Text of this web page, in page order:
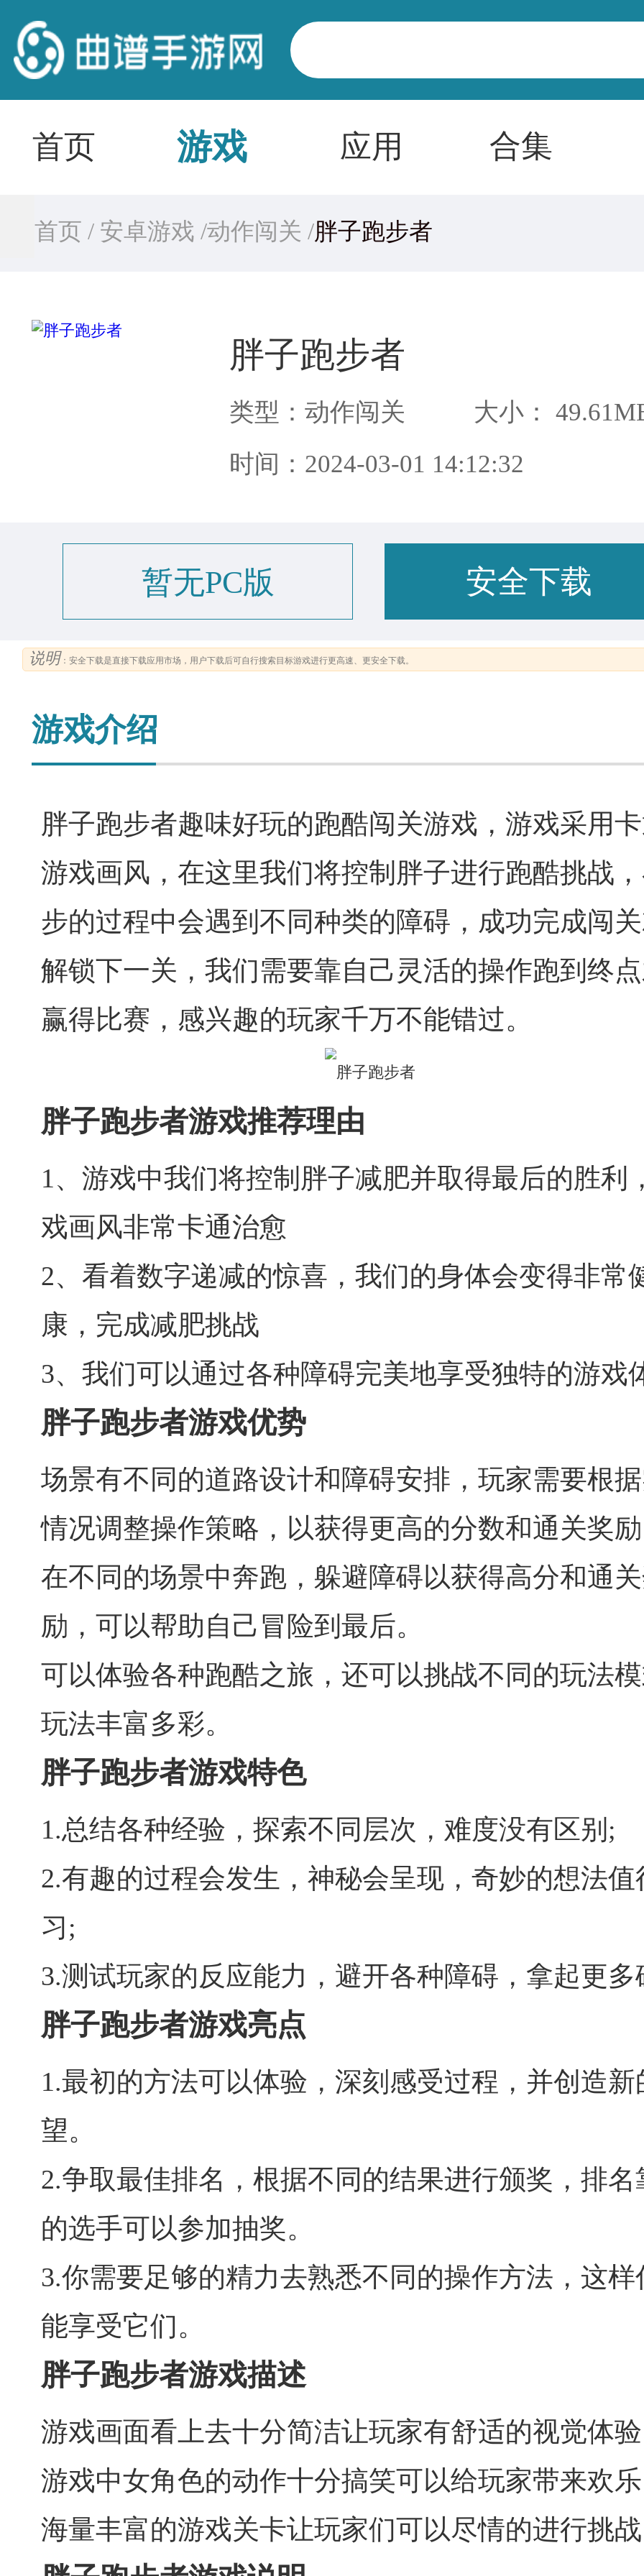
首页 游戏 应用 合集
首页 /安卓游戏 /动作闯关 /胖子跑步者
胖子跑步者
类型：动作闯关
大小：
时间：2024-03-01 14:12:32
暂无PC版 安全下载
说明：安全下载是直接下载应用市场，用户下载后可自行搜索目标游戏进行更高速、更安全下载。
游戏介绍
胖子跑步者趣味好玩的跑酷闯关游戏，游戏采用
游戏画风，在这里我们将控制胖子进行跑酷挑战
步的过程中会遇到不同种类的障碍，成功完成闯
解锁下一关，我们需要靠自己灵活的操作跑到终
赢得比赛，感兴趣的玩家千万不能错过。
胖子跑步者游戏推荐理由
1、游戏中我们将控制胖子减肥并取得最后的胜利
戏画风非常卡通治愈
2、看着数字递减的惊喜，我们的身体会变得非常
康，完成减肥挑战
3、我们可以通过各种障碍完美地享受独特的游戏
胖子跑步者游戏优势
场景有不同的道路设计和障碍安排，玩家需要根
情况调整操作策略，以获得更高的分数和通关奖
在不同的场景中奔跑，躲避障碍以获得高分和通
励，可以帮助自己冒险到最后。
可以体验各种跑酷之旅，还可以挑战不同的玩法
玩法丰富多彩。
胖子跑步者游戏特色
1.总结各种经验，探索不同层次，难度没有区别;
2.有趣的过程会发生，神秘会呈现，奇妙的想法值
习;
3.测试玩家的反应能力，避开各种障碍，拿起更多
胖子跑步者游戏亮点
1.最初的方法可以体验，深刻感受过程，并创造新
望。
2.争取最佳排名，根据不同的结果进行颁奖，排名
的选手可以参加抽奖。
3.你需要足够的精力去熟悉不同的操作方法，这样
能享受它们。
胖子跑步者游戏描述
游戏画面看上去十分简洁让玩家有舒适的视觉体验
游戏中女角色的动作十分搞笑可以给玩家带来欢乐
海量丰富的游戏关卡让玩家们可以尽情的进行挑战